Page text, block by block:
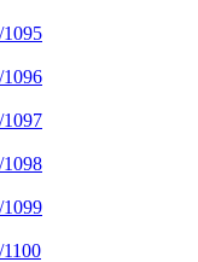
1095
1096
1097
1098
1099